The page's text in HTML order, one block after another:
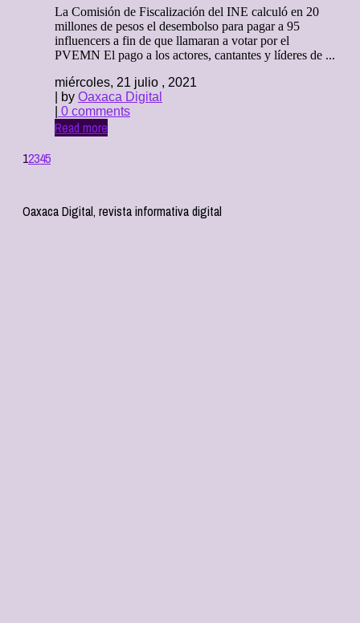
La Comisión de Fiscalización del INE calculó en 20
millones de pesos el desembolso para pagar a 95
influencers a fin de que llamaran a votar por el
PVEMN El pago a los actores, cantantes y líderes de ...
miércoles, 21 julio , 2021
| by Oaxaca Digital
0 comments
Read more
12345
Oaxaca Digital, revista informativa digital